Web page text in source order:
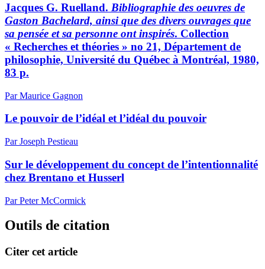
Jacques G. Ruelland. Bibliographie des oeuvres de
Gaston Bachelard, ainsi que des divers ouvrages que
sa pensée et sa personne ont inspirés. Collection
« Recherches et théories » no 21, Département de
philosophie, Université du Québec à Montréal, 1980,
83 p.
Par Maurice Gagnon
Le pouvoir de l’idéal et l’idéal du pouvoir
Par Joseph Pestieau
Sur le développement du concept de l’intentionnalité
chez Brentano et Husserl
Par Peter McCormick
Outils de citation
Citer cet article